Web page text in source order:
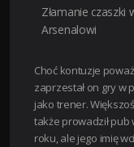
Złamanie czaszki
Arsenalowi
Choć kontuzje
zaprzestał on gry w
jako trener.
także prowadził pub
roku, ale jego imię